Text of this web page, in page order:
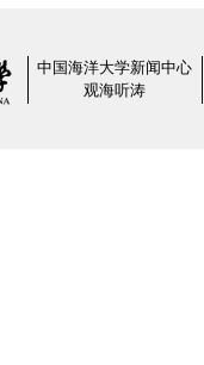
中国海洋大学新闻中心
观海听涛